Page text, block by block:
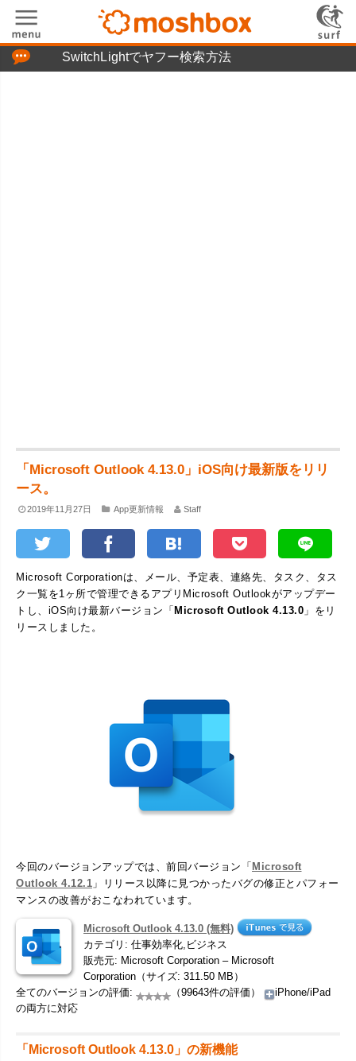
SwitchLightでヤフー検索方法
「Microsoft Outlook 4.13.0」iOS向け最新版をリリ
ース。
2019年11月27日 App更新情報 Staff
Microsoft Corporationは、メール、予定表、連絡先、タスク、タス
ク一覧を1ヶ所で管理できるアプリMicrosoft Outlookがアップデー
トし、iOS向け最新バージョン「Microsoft Outlook 4.13.0 」をリ
リースしました。
今回のバージョンアップでは、前回バージョン「Microsoft
Outlook 4.12.1 」リリース以降に見つかったバグの修正とパフォー
マンスの改善がおこなわれています。
Microsoft Outlook 4.13.0 (無料)
カテゴリ: 仕事効率化,ビジネス
販売元: Microsoft Corporation – Microsoft
Corporation（サイズ: 311.50 MB）
全てのバージョンの評価:
（99643件の評価）
iPhone/iPad
の両方に対応
「Microsoft Outlook 4.13.0」の新機能
「つぶやき」の使い方